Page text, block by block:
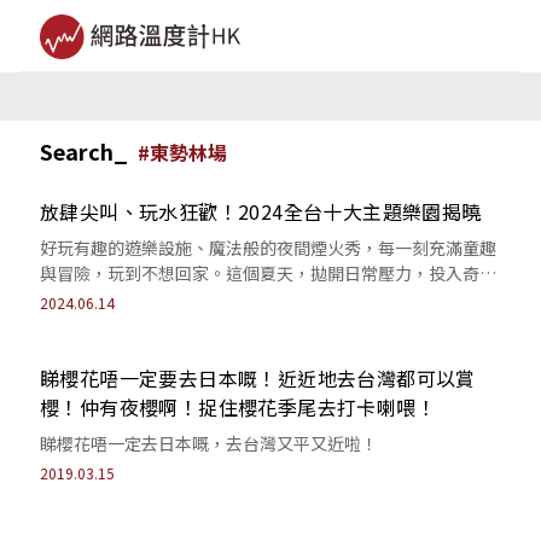
Search_ #東勢林場
放肆尖叫、玩水狂歡！2024全台十大主題樂園揭曉
好玩有趣的遊樂設施、魔法般的夜間煙火秀，每一刻充滿童趣
與冒險，玩到不想回家。這個夏天，拋開日常壓力，投入奇妙
世界！
2024.06.14
睇櫻花唔一定要去日本嘅！近近地去台灣都可以賞
櫻！仲有夜櫻啊！捉住櫻花季尾去打卡喇喂！
睇櫻花唔一定去日本嘅，去台灣又平又近啦！
2019.03.15